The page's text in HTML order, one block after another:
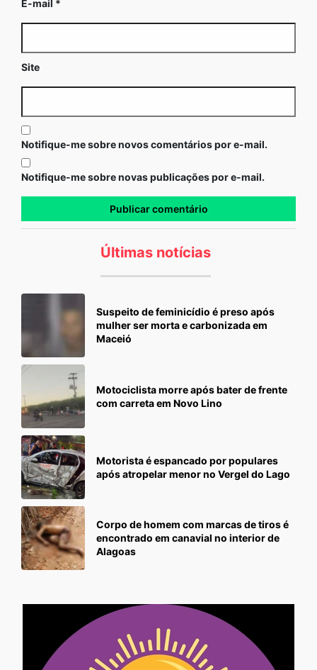
E-mail *
Site
Notifique-me sobre novos comentários por e-mail.
Notifique-me sobre novas publicações por e-mail.
Últimas notícias
Suspeito de feminicídio é preso após
mulher ser morta e carbonizada em
Maceió
Motociclista morre após bater de frente
com carreta em Novo Lino
Motorista é espancado por populares
após atropelar menor no Vergel do Lago
Corpo de homem com marcas de tiros é
encontrado em canavial no interior de
Alagoas